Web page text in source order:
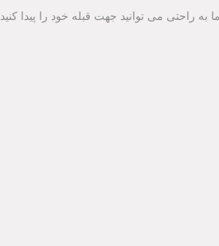
راحتی می توانید جهت قبله خود را پیدا کنید